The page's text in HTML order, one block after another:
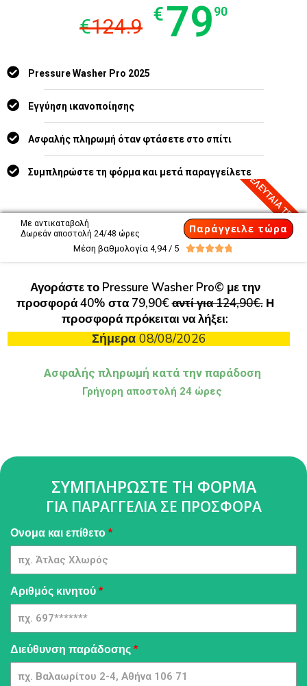
€124.9 €7990
Pressure Washer Pro 2025
Εγγύηση ικανοποίησης
Ασφαλής πληρωμή όταν φτάσετε στο σπίτι
Συμπληρώστε τη φόρμα και μετά παραγγείλετε7 ΤΕΛΕΥΤΑΙΑ
Με αντικαταβολή
Δωρεάν αποστολή 24/48 ώρες
Παράγγειλε τώρα
Μέση βαθμολογία 4,94 / 5 
Αγοράστε το Pressure Washer Pro© με την
προσφορά 40% στα 79,90€αντί για 124,90€.Η
προσφορά πρόκειται να λήξει:
Σήμερα08/08/2026
Ασφαλής πληρωμή κατά την παράδοση
Γρήγορη αποστολή 24 ώρες
ΣΥΜΠΛΗΡΩΣΤΕ ΤΗ ΦΟΡΜΑ
ΓΙΑ ΠΑΡΑΓΓΕΛΙΑ ΣΕ ΠΡΟΣΦΟΡΑ
Pressure
Washer
[GR] -
GQMIA |
04
Ονομα και επίθετο *
Αριθμός κινητού *
Διεύθυνση παράδοσης *